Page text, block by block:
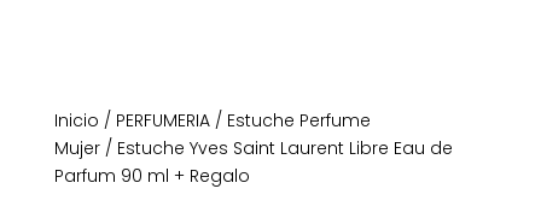
Inicio / PERFUMERIA/ Estuche Perfume
Mujer/ Estuche Yves Saint Laurent Libre Eau de
Parfum 90 ml + Regalo